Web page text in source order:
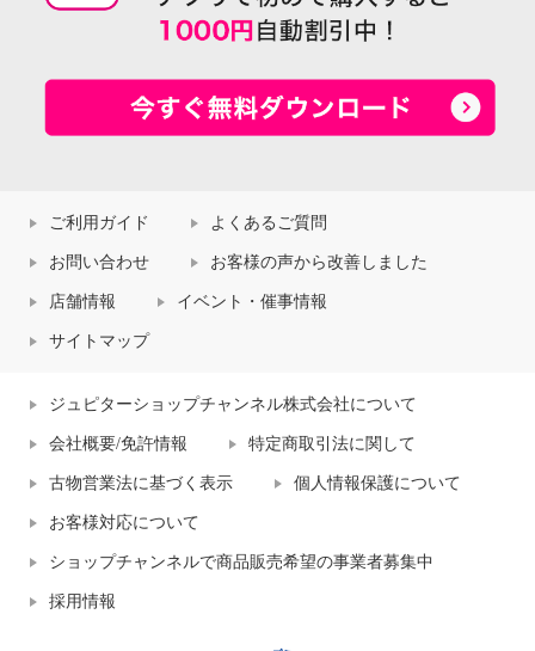
ご利用ガイド よくあるご質問
お問い合わせ お客様の声から改善しました
店舗情報 イベント・催事情報
サイトマップ
ジュピターショップチャンネル株式会社について
会社概要/免許情報 特定商取引法に関して
古物営業法に基づく表示 個人情報保護について
お客様対応について
ショップチャンネルで商品販売希望の事業者募集中
採用情報